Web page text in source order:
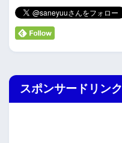
スポンサードリンク